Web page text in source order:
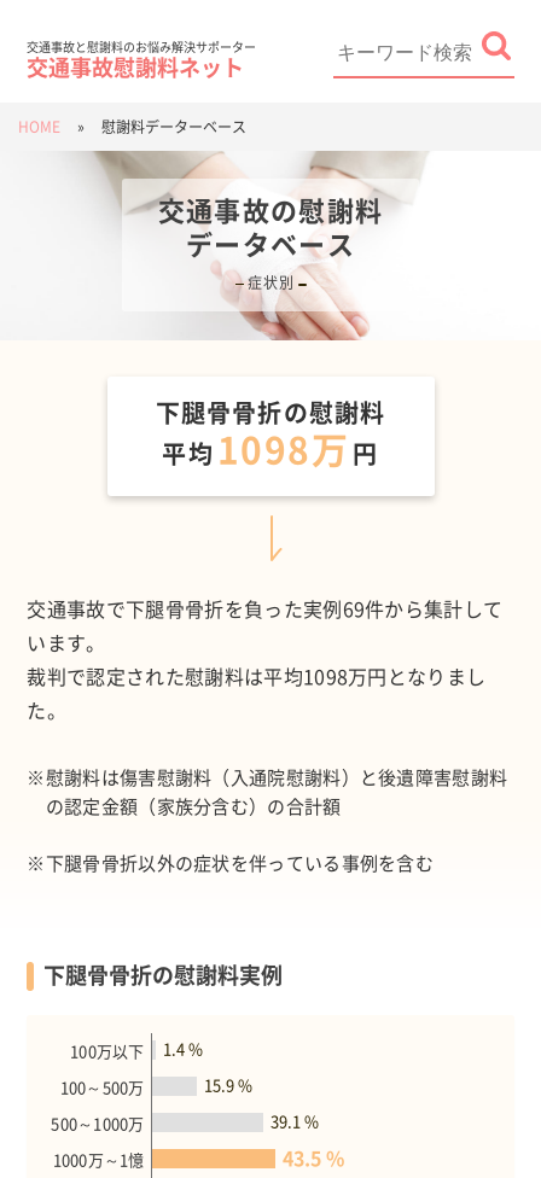
交通事故と慰謝料のお悩み解決サポーター
交通事故慰謝料ネット
HOME » 慰謝料データーベース
交通事故の慰謝料
データベース
症状別
下腿骨骨折の慰謝料
平均 1098万 円
交通事故で下腿骨骨折を負った実例69件から集計して
います。
裁判で認定された慰謝料は平均1098万円 となりまし
た。
※ 慰謝料は傷害慰謝料（入通院慰謝料）と後遺障害慰謝料
の認定金額（家族分含む）の合計額
※ 下腿骨骨折以外の症状を伴っている事例を含む
下腿骨骨折の慰謝料実例
100万以下
100～500万
500～1000万
1000万～1憶
1.4 %
15.9 %
39.1 %
43.5 %